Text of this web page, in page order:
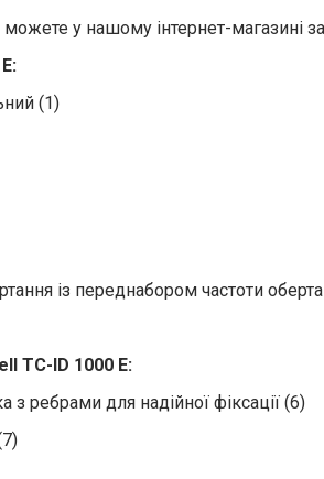
у нашому інтернет-магазині
(1)
із переднабором частоти
TC-ID 1000 E:
ребрами для надійної фіксації (6)